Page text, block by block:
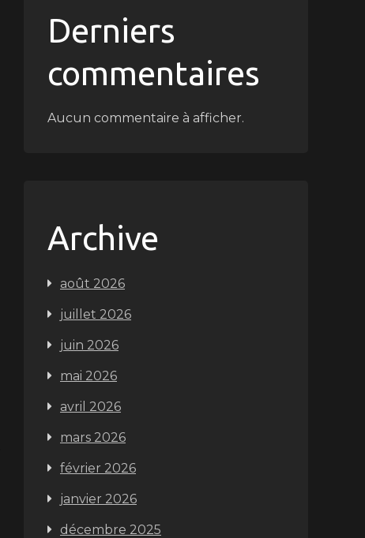
Derniers
commentaires
Aucun commentaire à afficher.
Archive
août 2026
juillet 2026
juin 2026
mai 2026
avril 2026
mars 2026
février 2026
janvier 2026
décembre 2025